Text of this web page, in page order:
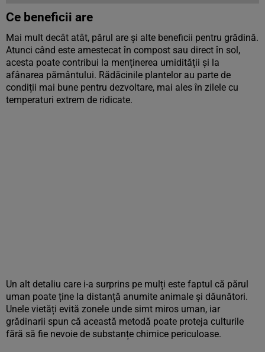
Ce beneficii are
Mai mult decât atât, părul are și alte beneficii pentru grădină.
Atunci când este amestecat în compost sau direct în sol,
acesta poate contribui la menținerea umidității și la
afânarea pământului. Rădăcinile plantelor au parte de
condiții mai bune pentru dezvoltare, mai ales în zilele cu
temperaturi extrem de ridicate.
Un alt detaliu care i-a surprins pe mulți este faptul că părul
uman poate ține la distanță anumite animale și dăunători.
Unele vietăți evită zonele unde simt miros uman, iar
grădinarii spun că această metodă poate proteja culturile
fără să fie nevoie de substanțe chimice periculoase.